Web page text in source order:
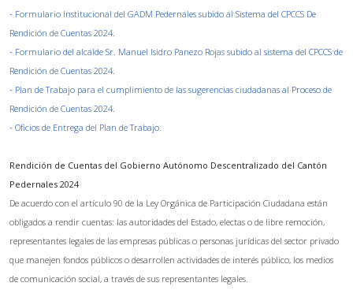
- Formulario Institucional del GADM Pedernales subido al Sistema del CPCCS De
Rendición de Cuentas 2024.
- Formulario del alcalde Sr. Manuel Isidro Panezo Rojas subido al sistema del CPCCS de
Rendición de Cuentas 2024.
- Plan de Trabajo para el cumplimiento de las sugerencias ciudadanas al Proceso de
Rendición de Cuentas 2024.
- Oficios de Entrega del Plan de Trabajo.
Rendición de Cuentas del Gobierno Autónomo Descentralizado del Cantón
Pedernales 2024
De acuerdo con el artículo 90 de la Ley Orgánica de Participación Ciudadana están
obligados a rendir cuentas: las autoridades del Estado, electas o de libre remoción,
representantes legales de las empresas públicas o personas jurídicas del sector privado
que manejen fondos públicos o desarrollen actividades de interés público, los medios
de comunicación social, a través de sus representantes legales.